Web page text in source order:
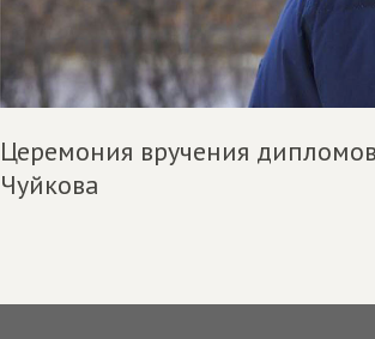
Церемония вручения
Чуйкова